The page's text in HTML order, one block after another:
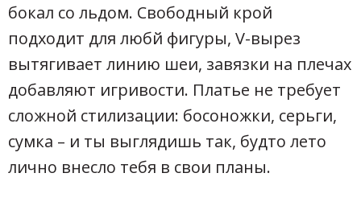
бокал со льдом. Свободный крой
подходит для любй фигуры, V-вырез
вытягивает линию шеи, завязки на плечах
добавляют игривости. Платье не требует
сложной стилизации: босоножки, серьги,
сумка – и ты выглядишь так, будто лето
лично внесло тебя в свои планы.